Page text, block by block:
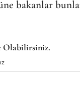
bakanlar
Olabilirsiniz.